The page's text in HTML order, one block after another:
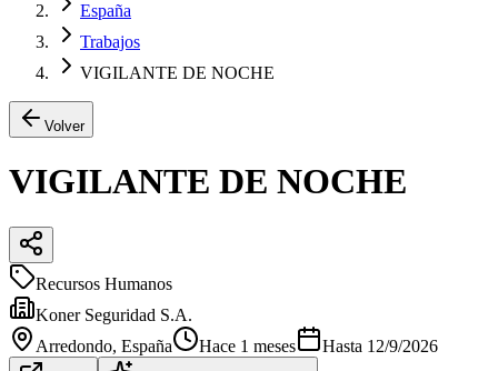
España
Trabajos
VIGILANTE DE NOCHE
Volver
VIGILANTE DE NOCHE
Recursos Humanos
Koner Seguridad S.A.
Arredondo, España Hace 1 meses Hasta 12/9/2026